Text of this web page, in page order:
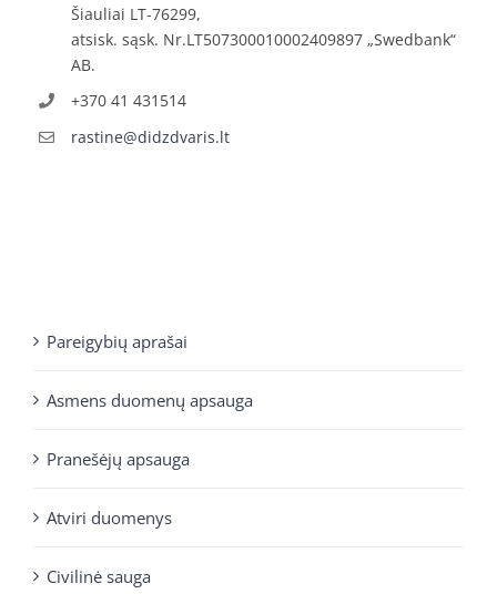
Šiauliai LT-76299,
atsisk. sąsk. Nr.LT507300010002409897 „Swedbank“
AB.
+370 41 431514
rastine@didzdvaris.lt
Pareigybių aprašai
Asmens duomenų apsauga
Pranešėjų apsauga
Atviri duomenys
Civilinė sauga